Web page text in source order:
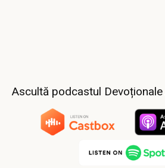
Ascultă podcastul Devoționale